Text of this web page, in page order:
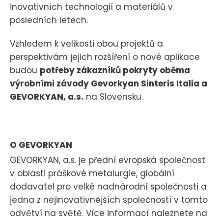
inovativních technologií a materiálů v
posledních letech.
Vzhledem k velikosti obou projektů a
perspektivám jejich rozšíření o nové aplikace
budou potřeby zákazníků pokryty oběma
výrobními závody Gevorkyan Sinteris Italia a
GEVORKYAN, a.s. na Slovensku.
O GEVORKYAN
GEVORKYAN, a.s. je přední evropská společnost
v oblasti práškové metalurgie, globální
dodavatel pro velké nadnárodní společnosti a
jedna z nejinovativnějších společností v tomto
odvětví na světě. Více informací naleznete na